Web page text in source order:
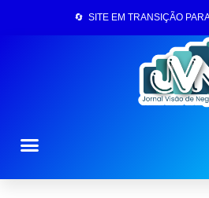
🔄 SITE EM TRANSIÇÃO